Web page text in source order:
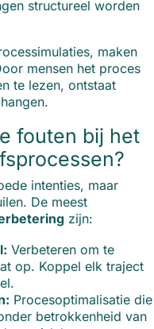
structureel worden
maken
mensen het proces
te lezen, ontstaat
fouten bij het
intenties, maar
De meest
zijn:
Verbeteren om te
op. Koppel elk traject
Procesoptimalisatie die
betrokkenheid van